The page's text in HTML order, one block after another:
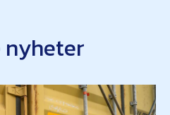
nyheter